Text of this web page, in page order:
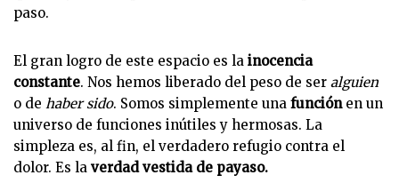
paso.
El gran logro de este espacio es la inocencia
constante. Nos hemos liberado del peso de ser alguien
o de haber sido. Somos simplemente una funciónen un
universo de funciones inútiles y hermosas. La
simpleza es, al fin, el verdadero refugio contra el
dolor. Es la verdad vestida de payaso.